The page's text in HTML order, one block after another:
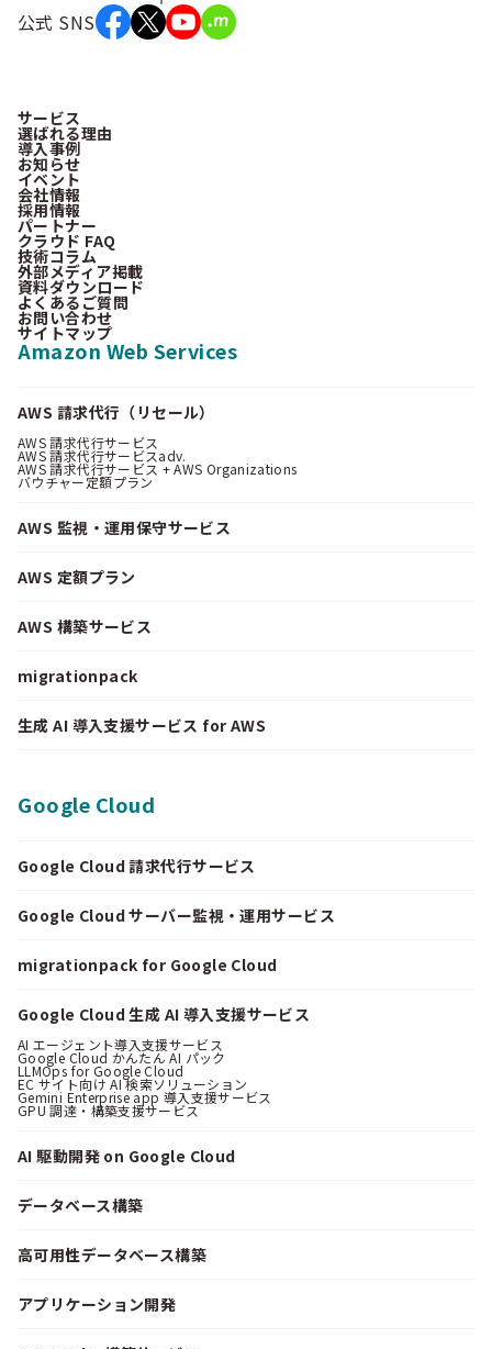
公式 SNS
サービス
選ばれる理由
導入事例
お知らせ
イベント
会社情報
採用情報
パートナー
クラウド FAQ
技術コラム
外部メディア掲載
資料ダウンロード
よくあるご質問
お問い合わせ
サイトマップ
Amazon Web Services
AWS 請求代行（リセール）
AWS 請求代行サービス
AWS 請求代行サービスadv.
AWS 請求代行サービス + AWS Organizations
バウチャー定額プラン
AWS 監視・運用保守サービス
AWS 定額プラン
AWS 構築サービス
migrationpack
生成 AI 導入支援サービス for AWS
Google Cloud
Google Cloud 請求代行サービス
Google Cloud サーバー監視・運用サービス
migrationpack for Google Cloud
Google Cloud 生成 AI 導入支援サービス
AI エージェント導入支援サービス
Google Cloud かんたん AI パック
LLMOps for Google Cloud
EC サイト向け AI 検索ソリューション
Gemini Enterprise app 導入支援サービス
GPU 調達・構築支援サービス
AI 駆動開発 on Google Cloud
データベース構築
高可用性データベース構築
アプリケーション開発